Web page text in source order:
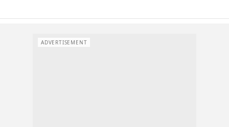
ADVERTISEMENT